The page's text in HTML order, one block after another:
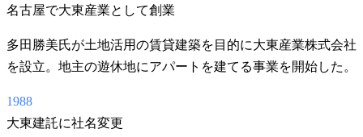
名古屋で大東産業として創業
多田勝美氏が土地活用の賃貸建築を目的に大東産業株式会社
を設立。地主の遊休地にアパートを建てる事業を開始した。
1988
大東建託に社名変更